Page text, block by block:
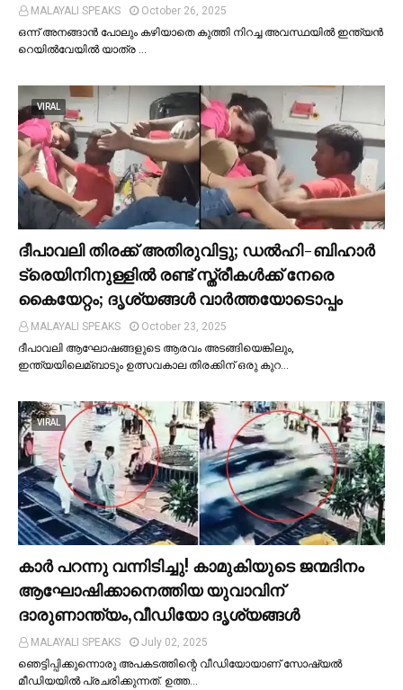
MALAYALI SPEAKS
October 26, 2025
ഒന്ന് അനങ്ങാന്‍ പോലും കഴിയാതെ കുത്തി നിറച്ച അവസ്ഥയില്‍ ഇന്ത്യന്‍
റെയില്‍വേയില്‍ യാത്ര …
VIRAL
ദീപാവലി തിരക്ക് അതിരുവിട്ടു; ഡല്‍ഹി-ബിഹാര്‍
ട്രെയിനിനുള്ളില്‍ രണ്ട് സ്ത്രീകള്‍ക്ക് നേരെ
കൈയേറ്റം; ദൃശ്യങ്ങള്‍ വാർത്തയോടൊപ്പം
MALAYALI SPEAKS
October 23, 2025
ദീപാവലി ആഘോഷങ്ങളുടെ ആരവം അടങ്ങിയെങ്കിലും,
ഇന്ത്യയിലെമ്ബാടും ഉത്സവകാല തിരക്കിന് ഒരു കുറ…
VIRAL
കാര്‍ പറന്നു വന്നിടിച്ചു! കാമുകിയുടെ ജന്മദിനം
ആഘോഷിക്കാനെത്തിയ യുവാവിന്
ദാരുണാന്ത്യം,വീഡിയോ ദൃശ്യങ്ങൾ
MALAYALI SPEAKS
July 02, 2025
ഞെട്ടിപ്പിക്കുന്നൊരു അപകടത്തിന്റെ വീഡിയോയാണ് സോഷ്യല്‍
മീഡിയയില്‍ പ്രചരിക്കുന്നത്. ഉത്ത…